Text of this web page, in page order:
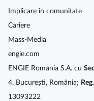
Implicare în comunitate
Cariere
Mass-Media
engie.com
ENGIE Romania S.A. cu
4, București, România;
13093222